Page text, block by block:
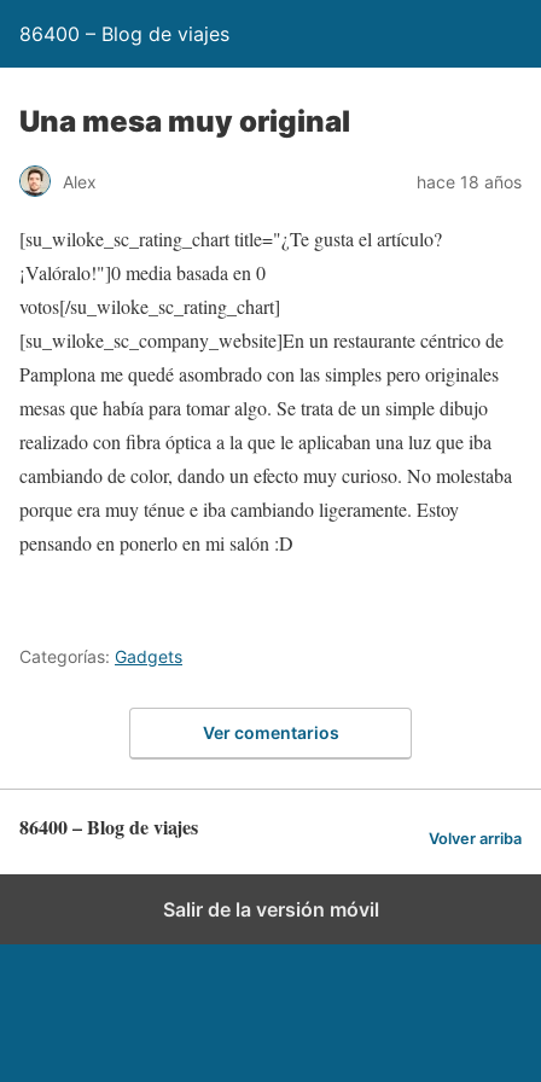
86400 – Blog de viajes
Una mesa muy original
Alex hace 18 años
[su_wiloke_sc_rating_chart title="¿Te gusta el artículo?
¡Valóralo!"]0media basada en 0
votos[/su_wiloke_sc_rating_chart]
[su_wiloke_sc_company_website]En un restaurante céntrico de
Pamplona me quedé asombrado con las simples pero originales
mesas que había para tomar algo. Se trata de un simple dibujo
realizado con fibra óptica a la que le aplicaban una luz que iba
cambiando de color, dando un efecto muy curioso. No molestaba
porque era muy ténue e iba cambiando ligeramente. Estoy
pensando en ponerlo en mi salón :D
Categorías: Gadgets
Ver comentarios
86400 – Blog de viajes Volver arriba
Salir de la versión móvil